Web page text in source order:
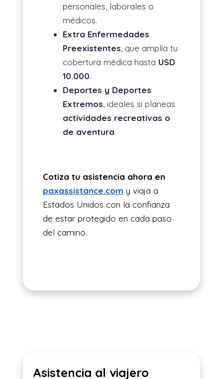
personales, laborales o
médicos.
Extra Enfermedades
Preexistentes , que amplía tu
cobertura médica hasta USD
10.000.
Deportes y Deportes
Extremos , ideales si planeas
actividades recreativas o
de aventura.
Cotiza tu asistencia ahora en
paxassistance.com y viaja a
Estados Unidos con la confianza
de estar protegido en cada paso
del camino.
Asistencia al viajero